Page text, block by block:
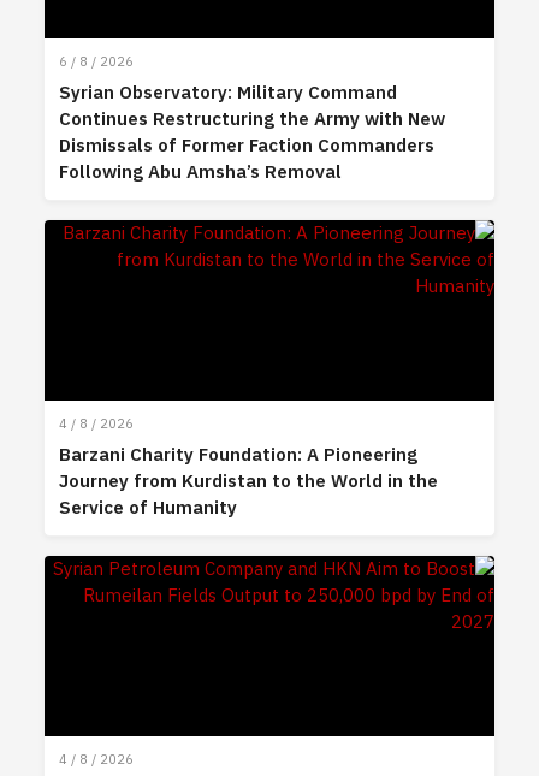
6 / 8 / 2026
Syrian Observatory: Military Command
Continues Restructuring the Army with New
Dismissals of Former Faction Commanders
Following Abu Amsha’s Removal
4 / 8 / 2026
Barzani Charity Foundation: A Pioneering
Journey from Kurdistan to the World in the
Service of Humanity
4 / 8 / 2026